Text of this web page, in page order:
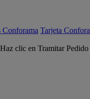
Conforama Tarjeta
clic en Tramitar Pedido